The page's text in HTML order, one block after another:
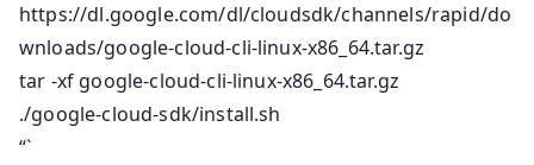
https://dl.google.com/dl/cloudsdk/channels/rapid/do
wnloads/google-cloud-cli-linux-x86_64.tar.gz
tar -xf google-cloud-cli-linux-x86_64.tar.gz
./google-cloud-sdk/install.sh
“`